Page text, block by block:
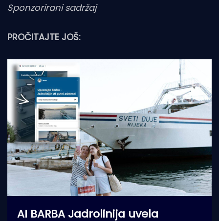
Sponzorirani sadržaj
PROČITAJTE JOŠ:
AI BARBA Jadrolinija uvela